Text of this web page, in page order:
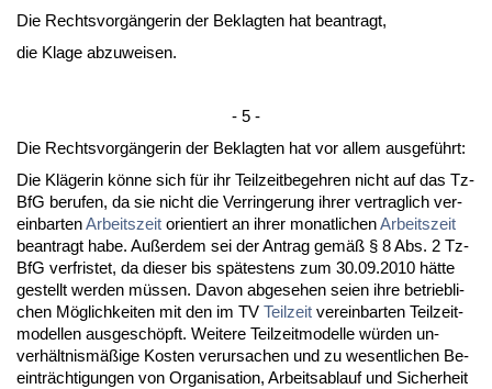
Die Rechts­vorgänge­rin der Be­klag­ten hat be­an­tragt,
die Kla­ge ab­zu­wei­sen.
- 5 -
Die Rechts­vorgänge­rin der Be­klag­ten hat vor al­lem aus­geführt:
Die Kläge­rin könne sich für ihr Teil­zeit­be­geh­ren nicht auf das Tz­
B­fG be­ru­fen, da sie nicht die Ver­rin­ge­rung ih­rer ver­trag­lich ver­
ein­bar­tenAr­beits­zeit ori­en­tiert an ih­rer mo­nat­li­chenAr­beits­zeit
be­an­tragt ha­be. Außer­dem sei der An­trag gemäß § 8 Abs. 2 Tz­
B­fG ver­fris­tet, da die­ser bis spätes­tens zum 30.09.2010 hätte
ge­stellt wer­den müssen. Da­von ab­ge­se­hen sei­en ih­re be­trieb­li­
chen Möglich­kei­ten mit den im TV Teil­zeit ver­ein­bar­ten Teil­zeit­
mo­del­len aus­geschöpft. Wei­te­re Teil­zeit­mo­del­le würden un­
verhält­nismäßige Kos­ten ver­ur­sa­chen und zu we­sent­li­chen Be­
ein­träch­ti­gun­gen von Or­ga­ni­sa­ti­on, Ar­beits­ab­lauf und Si­cher­heit